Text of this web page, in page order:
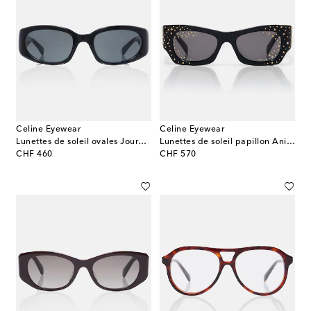
Celine Eyewear
Lunettes de soleil ovales Journey
CHF 460
original price
Celine Eyewear
Lunettes de soleil papillon Animation
CHF 570
original price